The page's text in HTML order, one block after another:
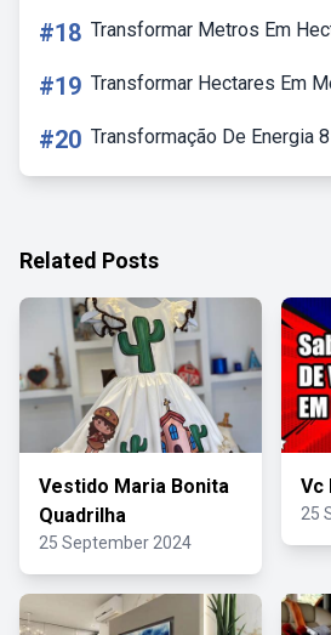
#18 Transformar Metros Em
#19 Transformar Hectares Em
#20 Transformação De Energia
Related Posts
Vestido Maria Bonita
Quadrilha
25 September 2024
Vc
25